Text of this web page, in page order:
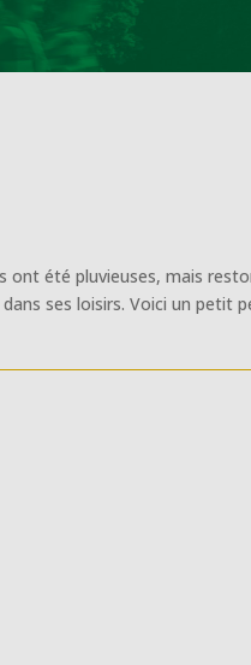
ont été pluvieuses, mais
ses loisirs. Voici un petit